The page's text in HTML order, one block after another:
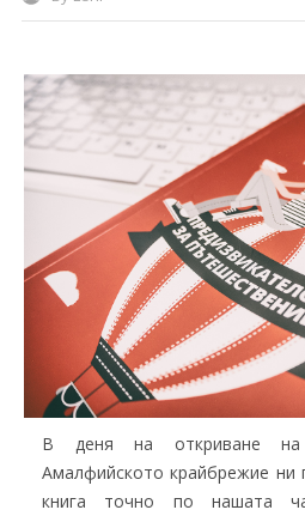
В деня на откриване
Амалфийското крайбрежие ни
книга точно по нашата